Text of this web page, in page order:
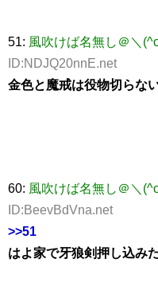
51: 風吹けば名無し＠＼
ID:NDJQ20nnE.net
金色と魔戒は役物切らな
60: 風吹けば名無し＠＼
ID:BeevBdVna.net
>>51
はよ家で牙狼剣押し込み